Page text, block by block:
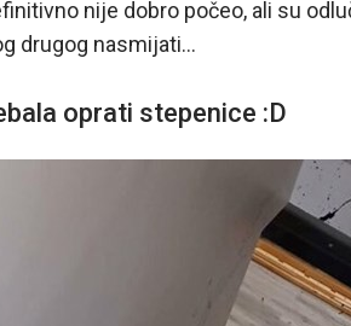
nije dobro počeo, ali su
drugog nasmijati...
oprati stepenice :D